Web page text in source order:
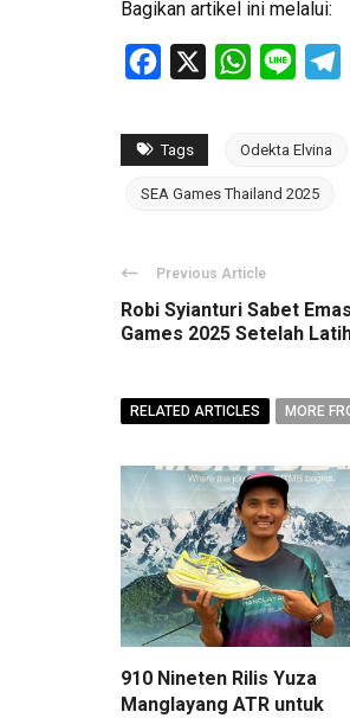
Bagikan artikel ini melalui:
Facebook WhatsApp
Line
Tags Odekta Elvina
SEA Games Thailand 2025
Previous Article
Robi Syianturi Sabet
Games 2025 Setelah
RELATED ARTICLES MORE
910 Nineten Rilis Yuza
Manglayang ATR untuk